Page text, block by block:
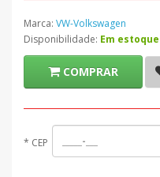
Marca: VW-Volkswagen
Disponibilidade: Em estoque
COMPRAR
* CEP